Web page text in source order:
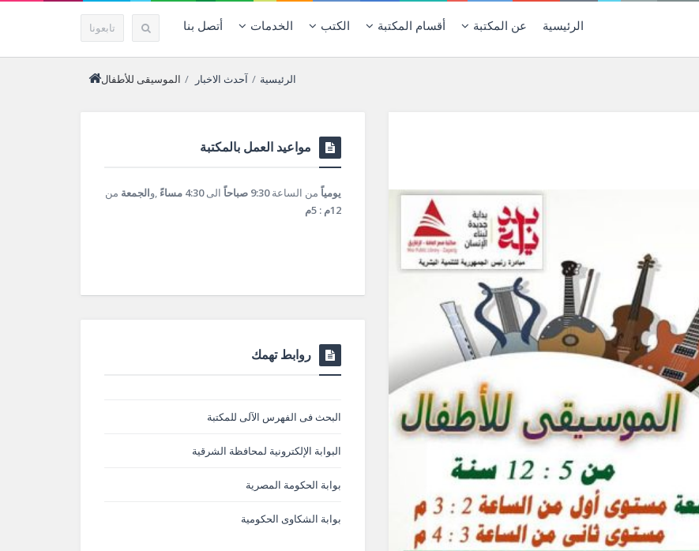
تابعونا الرئيسية عن المكتبة أقسام المكتبة الكتب الخدمات أتصل بنا
الرئيسية / آحدث الاخبار / الموسيقى للأطفال
مواعيد العمل بالمكتبة
يومياً من الساعة9:30 صباحاً الى4:30 مساءً ,والجمعة من
12م : 5م
روابط تهمك
البحث فى الفهرس الآلى للمكتبة
البوابة الإلكترونية لمحافظة الشرقية
بوابة الحكومة المصرية
بوابة الشكاوى الحكومية